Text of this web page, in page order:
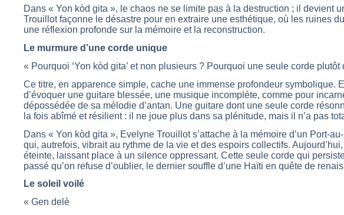
Dans « Yon kòd gita », le chaos ne se limite pas à la destruction ; il devient
Trouillot façonne le désastre pour en extraire une esthétique, où les ruines
une réflexion profonde sur la mémoire et la reconstruction.
Le murmure d’une corde unique
« Pourquoi ‘Yon kòd gita’ et non plusieurs ? Pourquoi une seule corde plutôt
Ce titre, en apparence simple, cache une immense profondeur symbolique.
d’évoquer une guitare blessée, une musique incomplète, comme pour
dépossédée de sa mélodie d’antan. Une guitare dont une seule corde
la fois abîmé et résilient : il ne joue plus dans sa plénitude, mais il n’a pas
Dans « Yon kòd gita », Evelyne Trouillot s’attache à la mémoire d’un Port-
qui, autrefois, vibrait au rythme de la vie et des espoirs collectifs.
éteinte, laissant place à un silence oppressant. Cette seule corde qui
passé qu’on refuse d’oublier, le dernier souffle d’une Haïti en quête de
Le soleil voilé
« Gen delè